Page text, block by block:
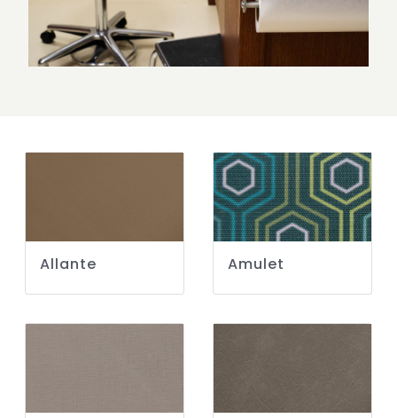
Allante Amulet